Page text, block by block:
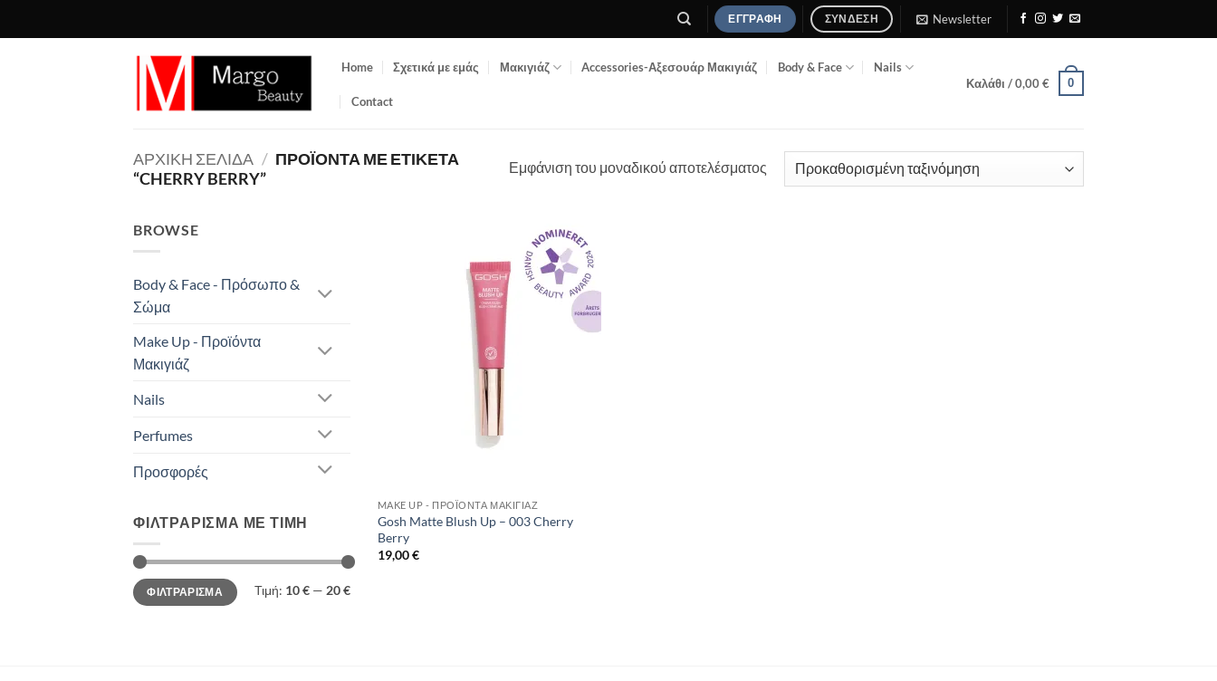
ΕΓΓΡΑΦΉ ΣΎΝΔΕΣΗ Newsletter
Home Σχετικά με εμάς Μακιγιάζ Accessories-Αξεσουάρ Μακιγιάζ Body & Face Nails
Contact
Καλάθι /0,00€ 0
ΑΡΧΙΚΉ ΣΕΛΊΔΑ / ΠΡΟΪΌΝΤΑ ΜΕ ΕΤΙΚΈΤΑ
“CHERRY BERRY”
Εμφάνιση του μοναδικού αποτελέσματος
BROWSE
Body & Face - Πρόσωπο &
Σώμα
Make Up - Προϊόντα
Μακιγιάζ
Nails
Perfumes
Προσφορές
ΦΙΛΤΡΆΡΙΣΜΑ ΜΕ ΤΙΜΉ
Ελάχιστη
τιμή
Μέγιστη
τιμήΦΙΛΤΡΆΡΙΣΜΑ Τιμή: 10 € — 20 €
Add to
Wishlist
MAKE UP - ΠΡΟΪΌΝΤΑ ΜΑΚΙΓΙΆΖ
Gosh Matte Blush Up – 003 Cherry
Berry
19,00€